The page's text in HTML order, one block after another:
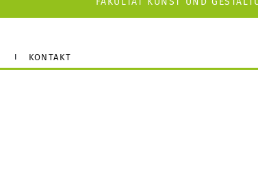
KONTAKT